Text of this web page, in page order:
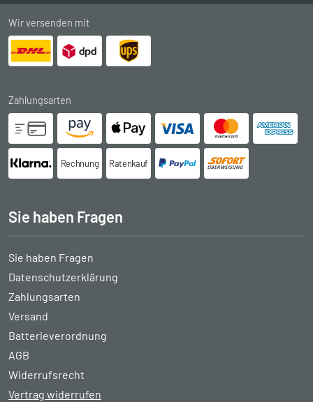
Wir versenden mit
Zahlungsarten
Rechnung Ratenkauf
Sie haben Fragen
Sie haben Fragen
Datenschutzerklärung
Zahlungsarten
Versand
Batterieverordnung
AGB
Widerrufsrecht
Vertrag widerrufen